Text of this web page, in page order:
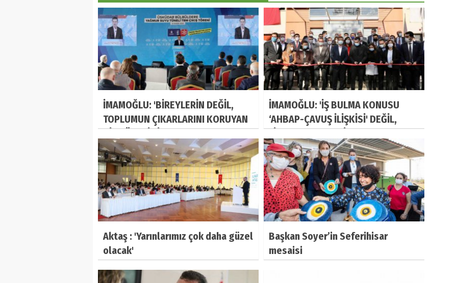
İMAMOĞLU: 'BİREYLERİN DEĞİL,
TOPLUMUN ÇIKARLARINI KORUYAN
İMAMOĞLU: 'İŞ BULMA KONUSU
‘AHBAP-ÇAVUŞ İLİŞKİSİ' DEĞİL,
Aktaş : 'Yarınlarımız çok daha güzel
olacak'
Başkan Soyer’in Seferihisar
mesaisi